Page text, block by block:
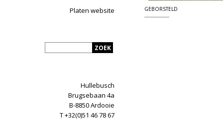
Platen website
Hullebusch
Brugsebaan 4a
B-8850 Ardooie
T +32(0)51 46 78 67
GEBORSTELD